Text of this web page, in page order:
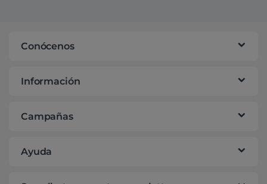
Conócenos
Información
Campañas
Ayuda